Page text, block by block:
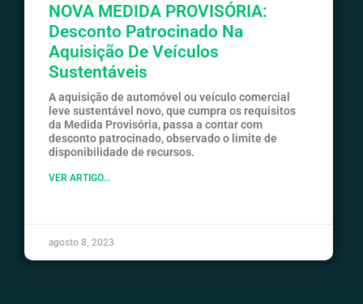
NOVA MEDIDA PROVISÓRIA:
Desconto Patrocinado Na
Aquisição De Veículos
Sustentáveis
A aquisição de automóvel ou veículo comercial
leve sustentável novo, que cumpra os requisitos
da Medida Provisória, passa a contar com
desconto patrocinado, observado o limite de
disponibilidade de recursos.
VER ARTIGO...
agosto 8, 2023